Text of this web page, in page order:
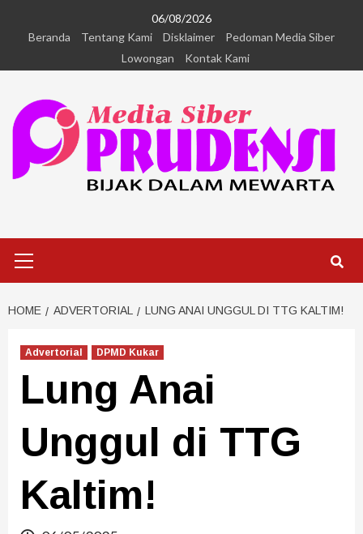
06/08/2026
Beranda
Tentang Kami Disklaimer
Pedoman Media Siber
Lowongan
Kontak Kami
HOME ADVERTORIAL LUNG ANAI UNGGUL DI TTG KALTIM!
Advertorial DPMD Kukar
Lung Anai
Unggul di TTG
Kaltim!